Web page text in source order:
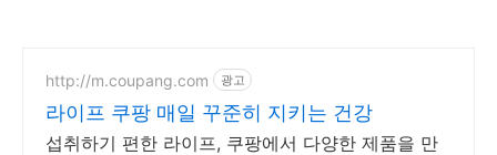
http://m.coupang.com 광고
라이프 쿠팡 매일 꾸준히 지키는 건강
섭취하기 편한 라이프, 쿠팡에서 다양한 제품을 만